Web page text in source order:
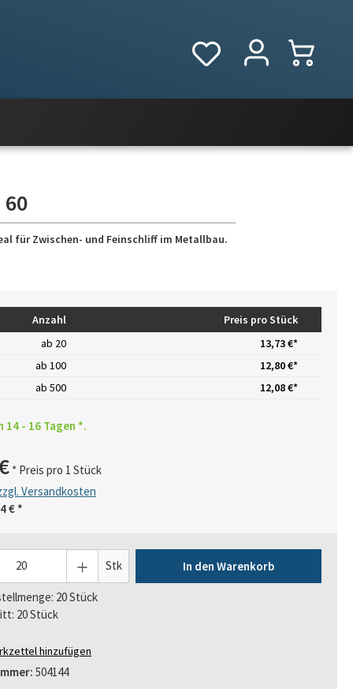
für Zwischen- und Feinschliff im Metallbau.
Anzahl
Preis pro Stück
ab 20
13,73 €*
ab 100
12,80 €*
ab 500 12,08 €*
14 - 16 Tagen *.
* Preis pro 1 Stück
Versandkosten
€ *
Stk In den Warenkorb
20 Stück
20 Stück
hinzufügen
504144